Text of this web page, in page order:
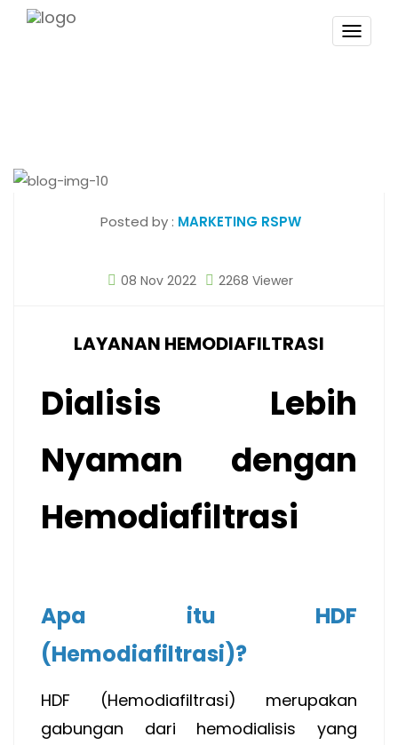
Posted by : MARKETING RSPW
08 Nov 2022 2268 Viewer
LAYANAN HEMODIAFILTRASI
Dialisis Lebih
Nyaman dengan
Hemodiafiltrasi
Apa itu HDF
(Hemodiafiltrasi)?
HDF (Hemodiafiltrasi) merupakan
gabungan dari hemodialisis yang